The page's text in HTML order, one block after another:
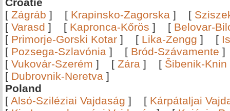
[ Zágráb ] [ Krapinsko-Zagorska ] [
[ Varasd ] [ Kapronca-Kőrös ] [ Belovar-
[ Primorje-Gorski Kotar ] [ Lika-Zengg ] [
[ Pozsega-Szlavónia ] [ Bród-Szávamente
[ Vukovár-Szerém ] [ Zára ] [ Šibenik-Knin
[ Dubrovnik-Neretva ]
Poland
[ Alsó-Sziléziai Vajdaság ] [ Kárpátaljai